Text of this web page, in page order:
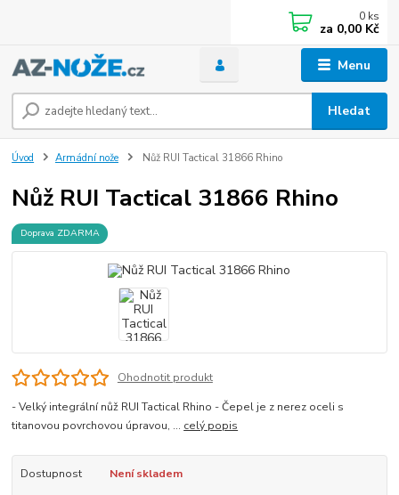
Menu
Hledat
0 ks
za 0,00 Kč
Úvod Armádní nože Nůž RUI Tactical 31866 Rhino
Nůž RUI Tactical 31866 Rhino
Doprava ZDARMA
Ohodnotit produkt
- Velký integrální nůž RUI Tactical Rhino - Čepel je z nerez oceli s
titanovou povrchovou úpravou, ... celý popis
Dostupnost Není skladem